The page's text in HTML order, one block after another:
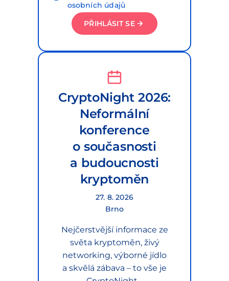
osobních údajů
PŘIHLÁSIT SE
CryptoNight 2026:
Neformální
konference
o současnosti
a budoucnosti
kryptoměn
27. 8. 2026
Brno
Nejčerstvější informace ze
světa kryptoměn, živý
networking, výborné jídlo
a skvělá zábava – to vše je